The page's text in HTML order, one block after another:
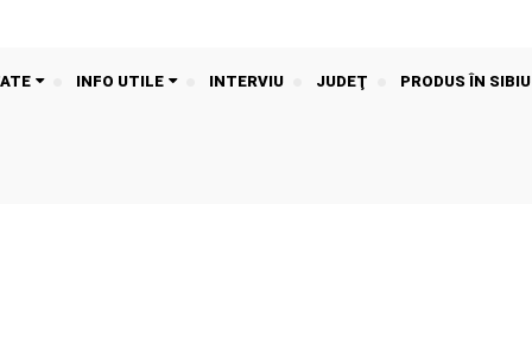
INFO UTILE INTERVIU JUDEŢ PRODUS ÎN SIBIU